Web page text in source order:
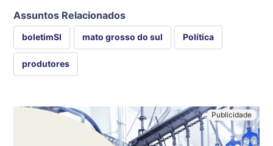
Assuntos Relacionados
boletimSI mato grosso do sul Política
produtores